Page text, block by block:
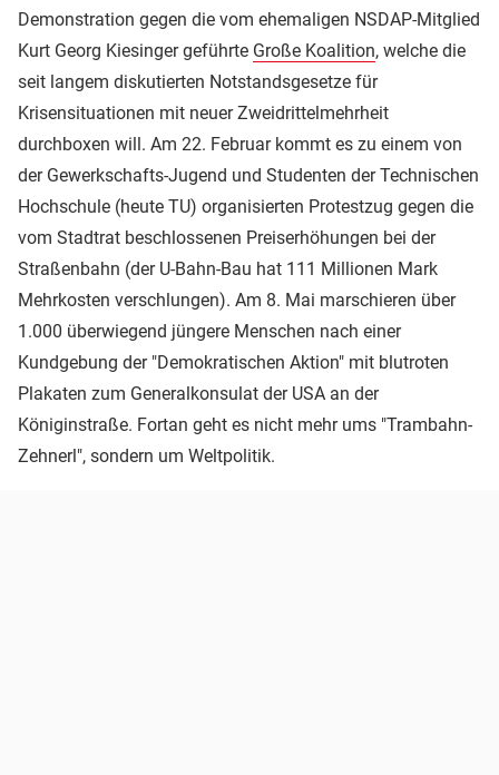
Demonstration gegen die vom ehemaligen NSDAP-Mitglied
Kurt Georg Kiesinger geführte Große Koalition, welche die
seit langem diskutierten Notstandsgesetze für
Krisensituationen mit neuer Zweidrittelmehrheit
durchboxen will. Am 22. Februar kommt es zu einem von
der Gewerkschafts-Jugend und Studenten der Technischen
Hochschule (heute TU) organisierten Protestzug gegen die
vom Stadtrat beschlossenen Preiserhöhungen bei der
Straßenbahn (der U-Bahn-Bau hat 111 Millionen Mark
Mehrkosten verschlungen). Am 8. Mai marschieren über
1.000 überwiegend jüngere Menschen nach einer
Kundgebung der "Demokratischen Aktion" mit blutroten
Plakaten zum Generalkonsulat der USA an der
Königinstraße. Fortan geht es nicht mehr ums "Trambahn-
Zehnerl", sondern um Weltpolitik.